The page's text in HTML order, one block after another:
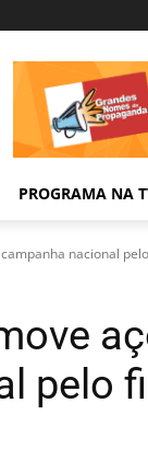
PROGRAMA NA
nacional
pelo